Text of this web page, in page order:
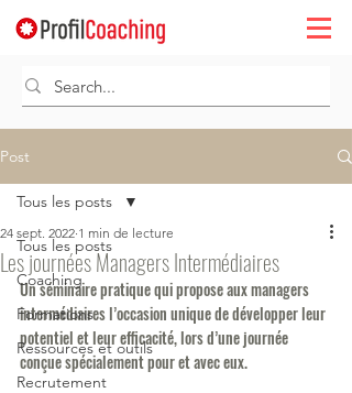
Post
Tous les posts
Coaching
Formations
Ressources et outils
Recrutement
Tous les posts
Les journées Managers Intermédiaires
24 sept. 2022 1 min de lecture
Un séminaire pratique qui propose aux managers
intermédiaires l’occasion unique de développer leur
potentiel et leur efficacité, lors d’une journée
conçue spécialement pour et avec eux.